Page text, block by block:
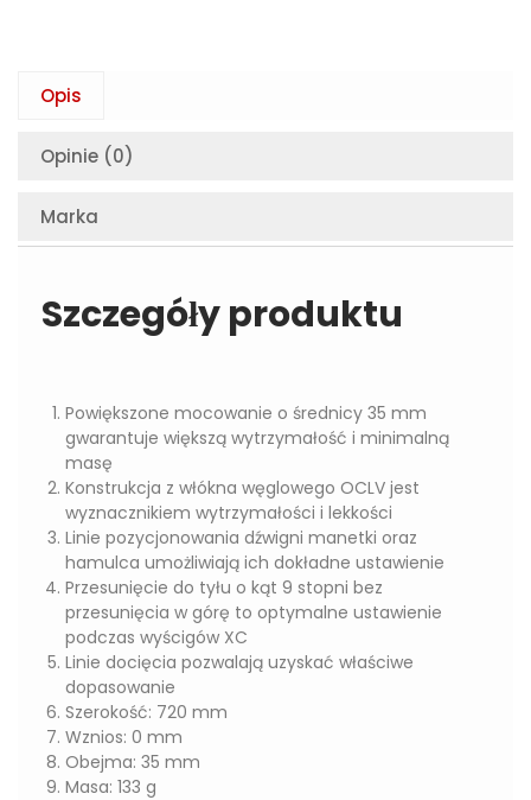
Opis
Opinie (0)
Marka
Szczegóły produktu
Powiększone mocowanie o średnicy 35 mm
gwarantuje większą wytrzymałość i minimalną
masę
Konstrukcja z włókna węglowego OCLV jest
wyznacznikiem wytrzymałości i lekkości
Linie pozycjonowania dźwigni manetki oraz
hamulca umożliwiają ich dokładne ustawienie
Przesunięcie do tyłu o kąt 9 stopni bez
przesunięcia w górę to optymalne ustawienie
podczas wyścigów XC
Linie docięcia pozwalają uzyskać właściwe
dopasowanie
Szerokość: 720 mm
Wznios: 0 mm
Obejma: 35 mm
Masa: 133 g